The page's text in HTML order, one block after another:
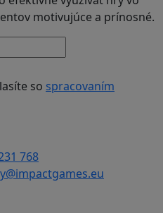
motivujúce a prínosné.
so spracovaním
768